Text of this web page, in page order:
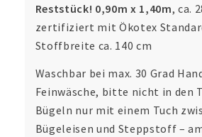
Reststück! 0,90m x 1,40m, ca.
zertifiziert mit Ökotex
Stoffbreite ca. 140 cm
Waschbar bei max. 30 Grad
Feinwäsche, bitte nicht in den
Bügeln nur mit einem Tuch
Bügeleisen und Steppstoff –